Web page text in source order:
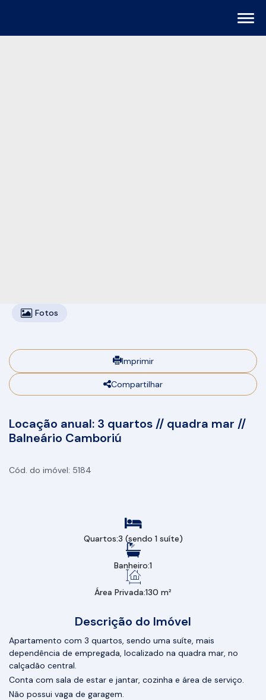
Fotos
Imprimir
Compartilhar
Locação anual: 3 quartos // quadra mar //
Balneário Camboriú
5184
Quartos:3 (sendo 1 suíte)
Banheiro:1
Área Privada:130 m²
Descrição do Imóvel
Apartamento com 3 quartos, sendo uma suíte, mais
dependência de empregada, localizado na quadra mar, no
calçadão central.
Conta com sala de estar e jantar, cozinha e área de serviço.
Não possui vaga de garagem.